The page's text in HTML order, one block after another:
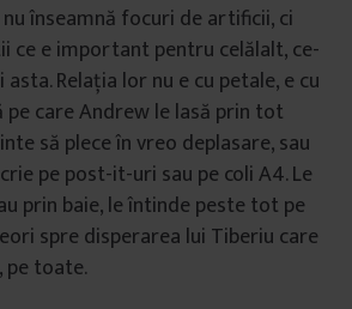
înseamnă focuri de artificii, ci
ce e important pentru celălalt, ce-
Relația lor nu e cu petale, e cu
pe care Andrew le lasă prin tot
să plece în vreo deplasare, sau
pe post-it-uri sau pe coli A4. Le
prin baie, le întinde peste tot pe
spre disperarea lui Tiberiu care
pe toate.